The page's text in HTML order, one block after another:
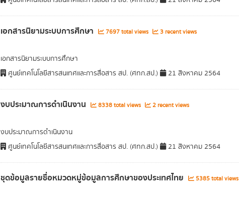
เอกสารนิยามระบบการศึกษา 7697 total views 3 recent views
เอกสารนิยามระบบการศึกษา
ศูนย์เทคโนโลยีสารสนเทศและการสื่อสาร สป. (ศทก.สป.)
21 สิงหาคม 2564
งบประมาณการดำเนินงาน 8338 total views 2 recent views
งบประมาณการดำเนินงาน
ศูนย์เทคโนโลยีสารสนเทศและการสื่อสาร สป. (ศทก.สป.)
21 สิงหาคม 2564
ชุดข้อมูลรายชื่อหมวดหมู่ข้อมูลการศึกษาของประเทศไทย 5385 total views